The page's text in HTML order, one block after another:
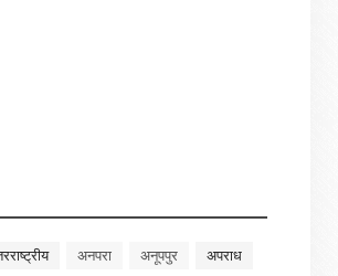
अनपरा अनूपपुर
अपराध